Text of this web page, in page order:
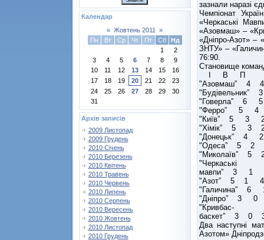
Календар
« Жовтень 2011
»
Пн
Вт Ср Чт Пт Сб
Нд
1
2
3
4 5 6 7 8
9
10
11 12 13 14 15
16
17
18 19 20 21 22
23
24
25 26 27 28 29
30
31
Архів записів
2009 Листопад
2009 Грудень
2010 Січень
2010 Березень
2010 Квітень
2010 Травень
2010 Червень
2010 Липень
2010 Серпень
2010 Вересень
2010 Жовтень
2010 Листопад
2010 Грудень
зазнали наразі
Чемпіонат
«Черкаські
«Азовмаш» –
«Дніпро-Азот» –
ЗНТУ» –
76:90.
Становище
І В П
"Азовмаш” 4
"Говерла” 6
"Ферро” 5 4
"Київ” 5 3
"Хімік” 5 3
"Донецьк” 4
"Одеса” 5 2
"Миколаїв”
"Черкаські
мавпи” 3 1
"Азот” 5 1
"Галичина”
"Дніпро” 3
"Кривбас-
баскет” 3 0
Два наступні
Азотом»